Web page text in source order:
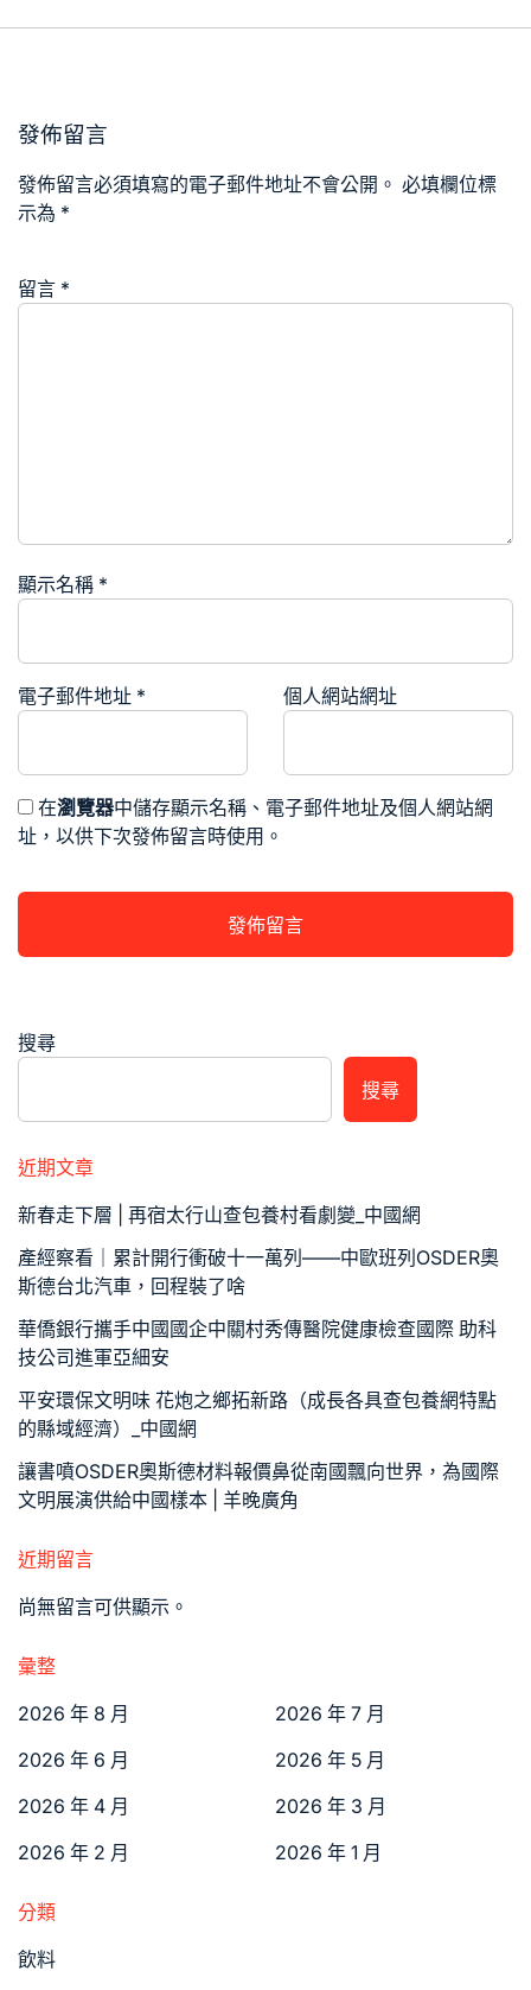
發佈留言
發佈留言必須填寫的電子郵件地址不會公開。 必填欄位標
示為 *
留言 *
顯示名稱 *
電子郵件地址 * 個人網站網址
在瀏覽器中儲存顯示名稱、電子郵件地址及個人網站網
址，以供下次發佈留言時使用。
搜尋
搜尋
近期文章
新春走下層 | 再宿太行山查包養村看劇變_中國網
產經察看｜累計開行衝破十一萬列——中歐班列OSDER奧
斯德台北汽車，回程裝了啥
華僑銀行攜手中國國企中關村秀傳醫院健康檢查國際 助科
技公司進軍亞細安
平安環保文明味 花炮之鄉拓新路（成長各具查包養網特點
的縣域經濟）_中國網
讓書噴OSDER奧斯德材料報價鼻從南國飄向世界，為國際
文明展演供給中國樣本 | 羊晚廣角
近期留言
尚無留言可供顯示。
彙整
2026 年 8 月
2026 年 7 月
2026 年 6 月
2026 年 5 月
2026 年 4 月
2026 年 3 月
2026 年 2 月
2026 年 1 月
分類
飲料